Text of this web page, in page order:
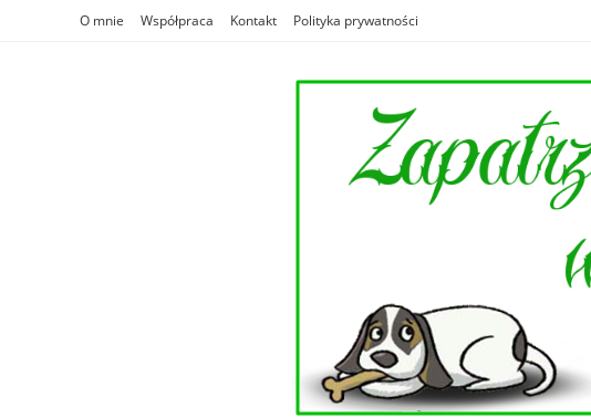
O mnie Współpraca Kontakt Polityka prywatności